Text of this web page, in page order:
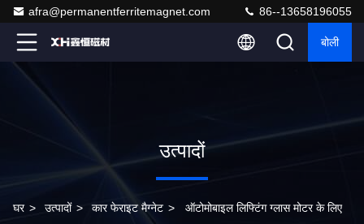
afra@permanentferritemagnet.com 86--13658196055
बोली
उत्पादों
घर > उत्पादों > कार फेराइट मैग्नेट > ऑटोमोबाइल लिफ्टिंग ग्लास मोटर के लिए